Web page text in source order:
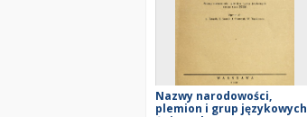
Nazwy narodowości,
plemion i grup językowych